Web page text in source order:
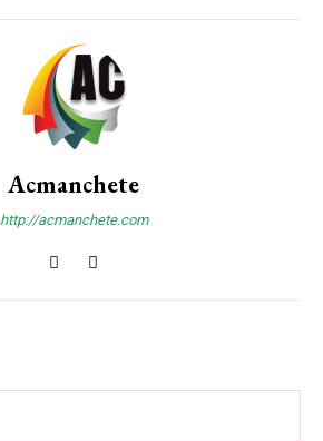
Acmanchete
http://acmanchete.com